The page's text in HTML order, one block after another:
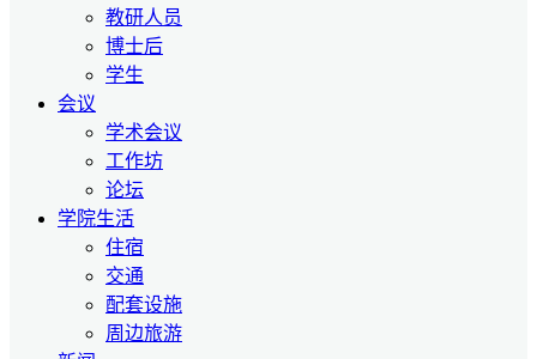
教研人员
博士后
学生
会议
学术会议
工作坊
论坛
学院生活
住宿
交通
配套设施
周边旅游